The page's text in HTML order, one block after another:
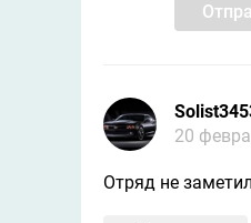
20
Отряд не